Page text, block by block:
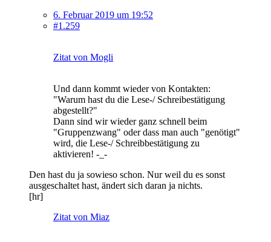
6. Februar 2019 um 19:52
#1.259
Zitat von Mogli
Und dann kommt wieder von Kontakten:
"Warum hast du die Lese-/ Schreibestätigung
abgestellt?"
Dann sind wir wieder ganz schnell beim
"Gruppenzwang" oder dass man auch "genötigt"
wird, die Lese-/ Schreibbestätigung zu
aktivieren! -_-
Den hast du ja sowieso schon. Nur weil du es sonst
ausgeschaltet hast, ändert sich daran ja nichts.
[hr]
Zitat von Miaz